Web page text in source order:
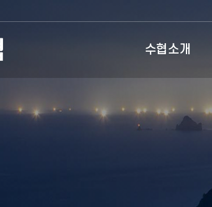
fnctId=sitemenu,menuViewType=top
수협소개